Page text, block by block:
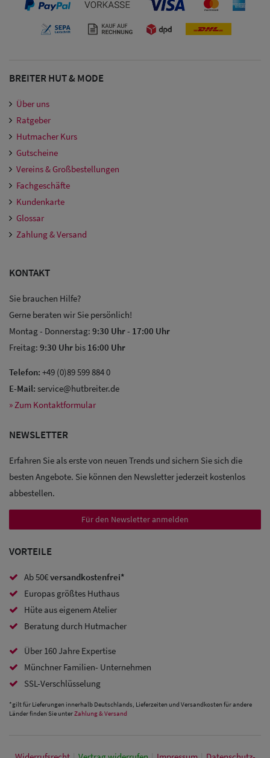
Damen Caps
Großgrößen
Sale: Caps
Sale: Army
Caps
Sale:
Caps
Sale: Caps
mit
BREITER HUT & MODE
Über uns
Ratgeber
Hutmacher Kurs
Gutscheine
Vereins & Großbestellungen
Fachgeschäfte
Kundenkarte
Glossar
Zahlung & Versand
KONTAKT
Sie brauchen Hilfe?
Gerne beraten wir Sie persönlich!
Montag - Donnerstag: 9:30 Uhr- 17:00 Uhr
Freitag: 9:30 Uhr bis 16:00 Uhr
Telefon: +49 (0)89 599 884 0
E-Mail: service@hutbreiter.de
» Zum Kontaktformular
NEWSLETTER
Erfahren Sie als erste von neuen Trends und sichern Sie sich die
besten Angebote. Sie können den Newsletter jederzeit kostenlos
abbestellen.
Für den Newsletter anmelden
VORTEILE
Ab 50€versandkostenfrei*
Europas größtes Huthaus
Hüte aus eigenem Atelier
Beratung durch Hutmacher
Über 160 Jahre Expertise
Münchner Familien- Unternehmen
SSL-Verschlüsselung
*gilt für Lieferungen innerhalb Deutschlands, Lieferzeiten und Versandkosten für andere
Länder finden Sie unterZahlung & Versand